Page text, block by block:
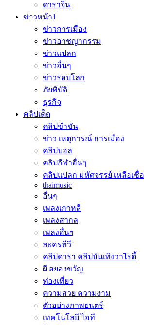
ดาราจีน
ข่าวหน้า1
ข่าวการเมือง
ข่าวอาชญากรรม
ข่าวแปลก
ข่าวอื่นๆ
ข่าวรอบโลก
ภัยพิบัติ
ธุรกิจ
คลิปเด็ด
คลิปขำขัน
ข่าว เหตุการณ์ การเมือง
คลิปบอล
คลิปกีฬาอื่นๆ
คลิปแปลก มหัศจรรย์ เหลือเชื่อ
thaimusic
อื่นๆ
เพลงเกาหลี
เพลงสากล
เพลงอื่นๆ
ละครทีวี
คลิปดารา คลิปบันเทิงวาไรตี้
ผี สยองขวัญ
ท่องเที่ยว
ความสวย ความงาม
ตัวอย่างภาพยนตร์
เทคโนโลยี ไอที